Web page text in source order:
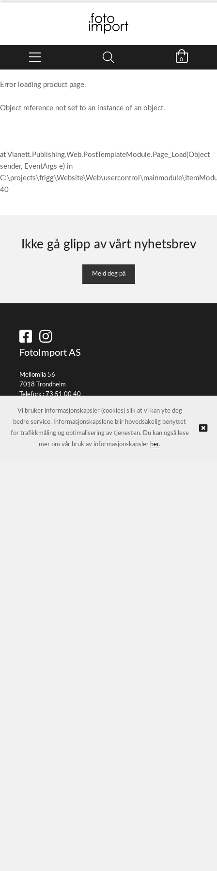
0
Error loading product page.
Object reference not set to an instance of an object.
at Vianett.Publishing.Web.PostTemplateModule.Page_Load(Object
sender, EventArgs e) in
40
Ikke gå glipp av vårt nyhetsbrev
Meld deg på
FotoImport AS
Mellomila 56
7018 Trondheim
Telefon: :73 51 00 40
© FotoImport AS | Nettbutikk levert av Kréatif
Vi bruker informasjonskapsler (cookies) slik at vi kan yte deg
bedre service. Informasjonskapslene blir hovedsakelig benyttet
for trafikkmåling og optimalisering av tjenesten. Du kan også lese
mer om vår bruk av informasjonskapsler her.